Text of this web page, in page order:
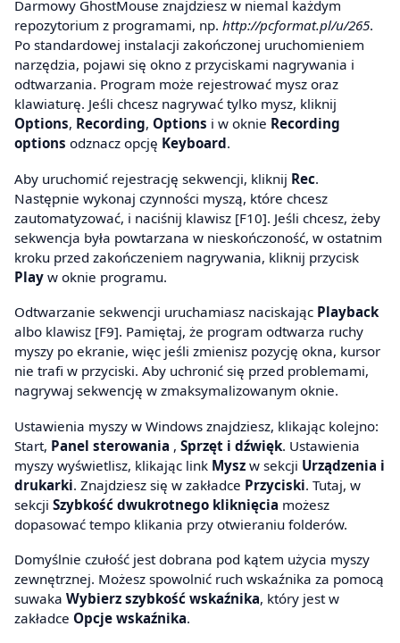
Darmowy GhostMouse znajdziesz w niemal każdym
repozytorium z programami, np. http://pcformat.pl/u/265.
Po standardowej instalacji zakończonej uruchomieniem
narzędzia, pojawi się okno z przyciskami nagrywania i
odtwarzania. Program może rejestrować mysz oraz
klawiaturę. Jeśli chcesz nagrywać tylko mysz, kliknij
Options, Recording, Options i w oknie Recording
options odznacz opcję Keyboard.
Aby uruchomić rejestrację sekwencji, kliknij Rec.
Następnie wykonaj czynności myszą, które chcesz
zautomatyzować, i naciśnij klawisz [F10]. Jeśli chcesz, żeby
sekwencja była powtarzana w nieskończoność, w ostatnim
kroku przed zakończeniem nagrywania, kliknij przycisk
Play w oknie programu.
Odtwarzanie sekwencji uruchamiasz naciskając Playback
albo klawisz [F9]. Pamiętaj, że program odtwarza ruchy
myszy po ekranie, więc jeśli zmienisz pozycję okna, kursor
nie trafi w przyciski. Aby uchronić się przed problemami,
nagrywaj sekwencję w zmaksymalizowanym oknie.
Ustawienia myszy w Windows znajdziesz, klikając kolejno:
Start, Panel sterowania , Sprzęt i dźwięk. Ustawienia
myszy wyświetlisz, klikając link Mysz w sekcji Urządzenia i
drukarki. Znajdziesz się w zakładce Przyciski. Tutaj, w
sekcji Szybkość dwukrotnego kliknięcia możesz
dopasować tempo klikania przy otwieraniu folderów.
Domyślnie czułość jest dobrana pod kątem użycia myszy
zewnętrznej. Możesz spowolnić ruch wskaźnika za pomocą
suwaka Wybierz szybkość wskaźnika, który jest w
zakładce Opcje wskaźnika.